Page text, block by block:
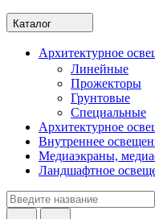
Каталог
Архитектурное
Линейные
Прожекторы
Грунтовые
Специальные
Архитектурное
Внутреннее
Медиаэкраны,
Ландшафтное